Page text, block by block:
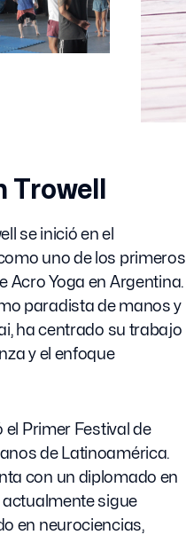
se inició en el
uno de los primeros
Acro Yoga en Argentina.
paradista de manos y
ha centrado su trabajo
y el enfoque
el Primer Festival de
de Latinoamérica.
con un diplomado en
actualmente sigue
en neurociencias,